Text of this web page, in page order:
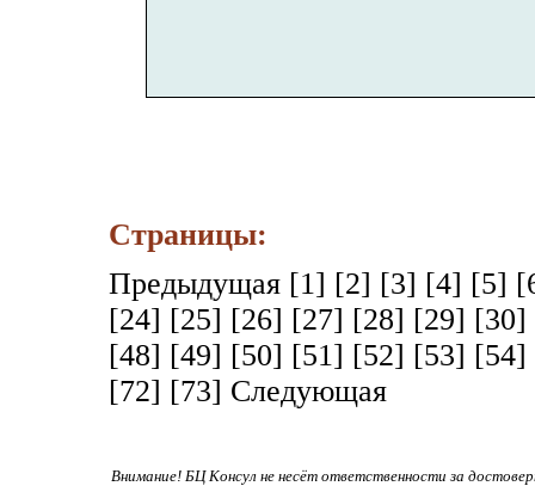
Страницы:
Предыдущая [1] [2] [3] [4] [5]
[24] [25] [26] [27] [28] [29] [30]
[48] [49] [50] [51] [52] [53] [54]
[72] [73] Следующая
Внимание! БЦ Консул не несёт ответственности за